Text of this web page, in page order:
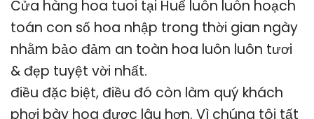
Cửa hàng hoa tuoi tại Huế luôn luôn hoạch
toán con số hoa nhập trong thời gian ngày
nhằm bảo đảm an toàn hoa luôn luôn tươi
& đẹp tuyệt vời nhất.
điều đặc biệt, điều đó còn làm quý khách
phơi bày hoa được lâu hơn. Vì chúng tôi tất